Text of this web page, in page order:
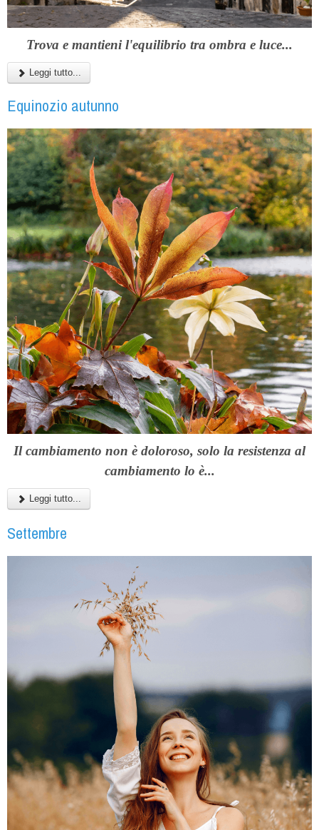
Trova e mantieni l'equilibrio tra ombra e luce...
Leggi tutto...
Equinozio autunno
Il cambiamento non è doloroso, solo la resistenza al
cambiamento lo è...
Leggi tutto...
Settembre